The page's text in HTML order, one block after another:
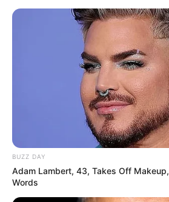
BUZZ DAY
Adam Lambert, 43, Takes Off
Words